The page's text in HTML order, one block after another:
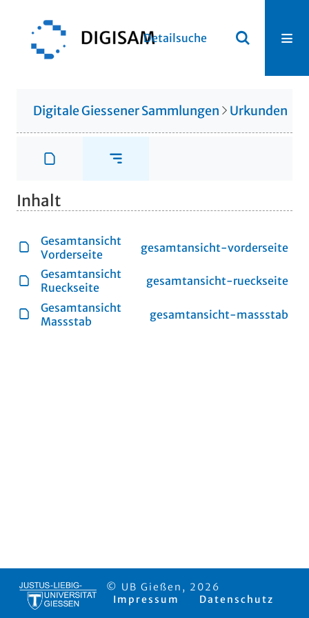
Detailsuche
Digitale Giessener Sammlungen Urkunden
Inhalt
gesamtansicht-vorderseite
Gesamtansicht
Vorderseite
gesamtansicht-rueckseite
Gesamtansicht
Rueckseite
gesamtansicht-massstab
Gesamtansicht
Massstab
© UB Gießen, 2026
Impressum
Datenschutz